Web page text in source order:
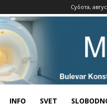
Субота,
INFO SVET